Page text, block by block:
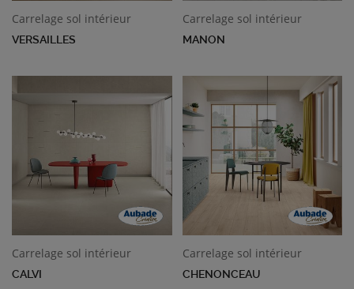
Carrelage sol intérieur
VERSAILLES
Carrelage sol intérieur
MANON
Carrelage sol intérieur
CALVI
Carrelage sol intérieur
CHENONCEAU